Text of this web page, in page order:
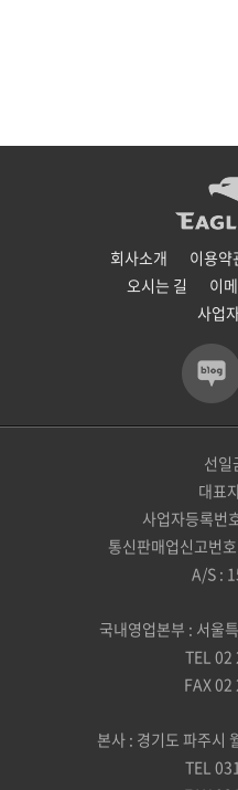
회사소개 이용약
오시는 길
이
사업
선일
대표
사업자등록번
통신판매업신고번
A/S :
국내영업본부 : 서울
TEL 02
FAX
본사 : 경기도 파주시
TEL